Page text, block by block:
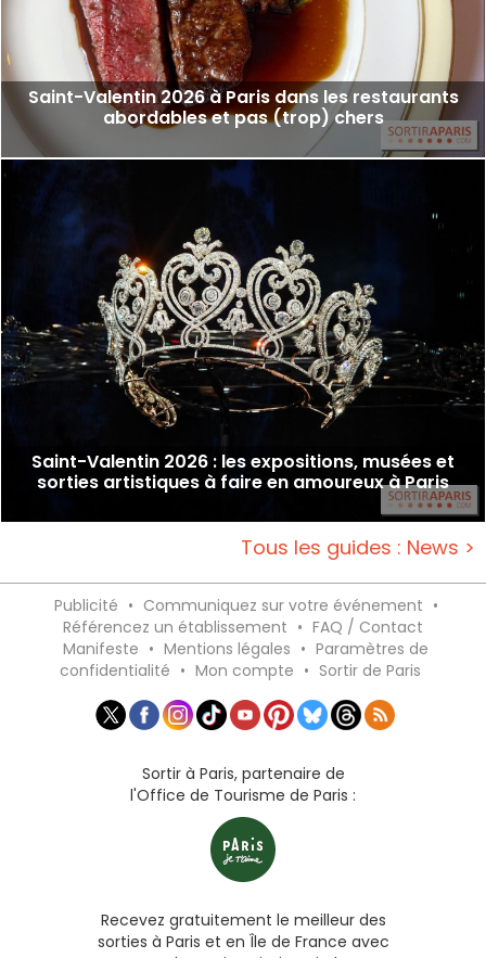
Saint-Valentin 2026 à Paris dans les restaurants
abordables et pas (trop) chers
Saint-Valentin 2026 : les expositions, musées et
sorties artistiques à faire en amoureux à Paris
Tous les guides : News >
Publicité • Communiquez sur votre événement •
Référencez un établissement • FAQ / Contact
Manifeste • Mentions légales • Paramètres de
confidentialité • Mon compte • Sortir de Paris
Sortir à Paris, partenaire de
l'Office de Tourisme de Paris :
Recevez gratuitement le meilleur des
sorties à Paris et en Île de France avec